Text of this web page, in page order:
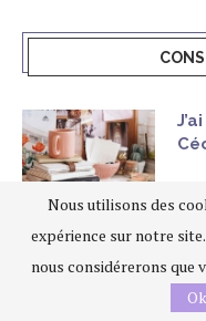
Nous utilisons des
expérience sur notre
nous considérerons que
Ok